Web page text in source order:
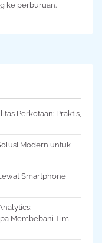
ke perburuan.
Perkotaan: Praktis,
Modern untuk
Smartphone
Membebani Tim